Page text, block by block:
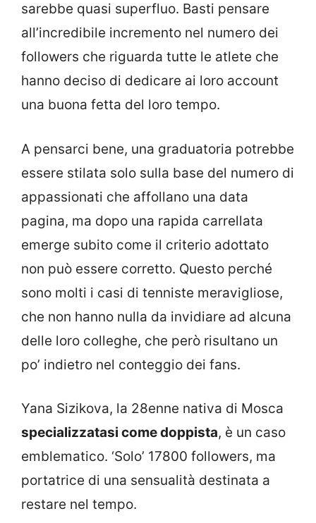
sarebbe quasi superfluo. Basti pensare
all’incredibile incremento nel numero dei
followers che riguarda tutte le atlete che
hanno deciso di dedicare ai loro account
una buona fetta del loro tempo.
A pensarci bene, una graduatoria potrebbe
essere stilata solo sulla base del numero di
appassionati che affollano una data
pagina, ma dopo una rapida carrellata
emerge subito come il criterio adottato
non può essere corretto. Questo perché
sono molti i casi di tenniste meravigliose,
che non hanno nulla da invidiare ad alcuna
delle loro colleghe, che però risultano un
po’ indietro nel conteggio dei fans.
Yana Sizikova, la 28enne nativa di Mosca
specializzatasi come doppista, è un caso
emblematico. ‘Solo’ 17800 followers, ma
portatrice di una sensualità destinata a
restare nel tempo.